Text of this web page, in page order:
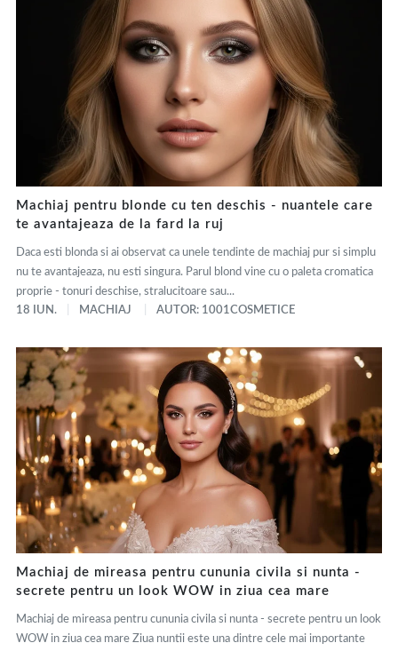
Machiaj pentru blonde cu ten deschis - nuantele care
te avantajeaza de la fard la ruj
Daca esti blonda si ai observat ca unele tendinte de machiaj pur si simplu
nu te avantajeaza, nu esti singura. Parul blond vine cu o paleta cromatica
proprie - tonuri deschise, stralucitoare sau...
18 IUN.
MACHIAJ AUTOR: 1001COSMETICE
Machiaj de mireasa pentru cununia civila si nunta -
secrete pentru un look WOW in ziua cea mare
Machiaj de mireasa pentru cununia civila si nunta - secrete pentru un look
WOW in ziua cea mare Ziua nuntii este una dintre cele mai importante